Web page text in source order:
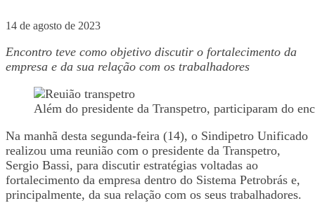
14 de agosto de 2023
Encontro teve como objetivo discutir o fortalecimento da
empresa e da sua relação com os trabalhadores
Além do presidente da Transpetro, participaram do
Na manhã desta segunda-feira (14), o Sindipetro Unificado
realizou uma reunião com o presidente da Transpetro,
Sergio Bassi, para discutir estratégias voltadas ao
fortalecimento da empresa dentro do Sistema Petrobrás e,
principalmente, da sua relação com os seus trabalhadores.